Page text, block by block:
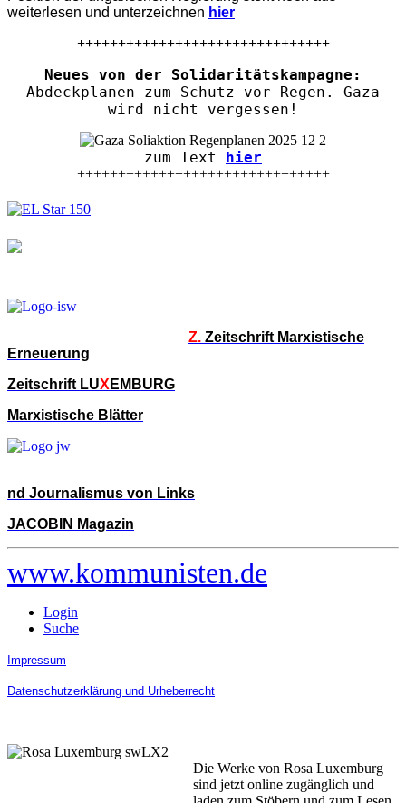
weiterlesen und unterzeichnen hier
+++++++++++++++++++++++++++++++
Neues von der Solidaritätskampagne:
Abdeckplanen zum Schutz vor Regen. Gaza
wird nicht vergessen!
zum Text hier
+++++++++++++++++++++++++++++++
Z. Zeitschrift Marxistische
Erneuerung
Zeitschrift LUX EMBURG
Marxistische Blätter
nd Journalismus von Links
JACOBIN Magazin
www.kommunisten.de
Login
Suche
Impressum
Datenschutzerklärung und Urheberrecht
Die Werke von Rosa Luxemburg
sind jetzt online zugänglich und